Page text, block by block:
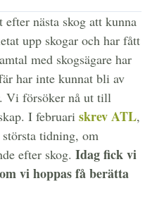
nästa skog att kunna
upp skogar och har fått
med skogsägare har
har inte kunnat bli av
Vi försöker nå ut till
I februari skrev ATL,
tidning, om
efter skog. Idag fick vi
vi hoppas få berätta